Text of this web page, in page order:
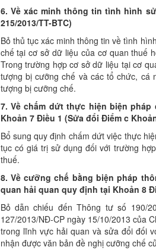
6. Về xác minh thông tin tình hình
215/2013/TT-BTC)
Bỏ thủ tục xác minh thông tin về tình
chế tại cơ sở dữ liệu của cơ quan thuế
Trong trường hợp cơ sở dữ liệu tại cơ
tượng bị cưỡng chế và các tổ chức, cá
tượng bị cưỡng chế.
7. Về chấm dứt thực hiện biện pháp
Khoản 7 Điều 1 (Sửa đổi Điểm c
Bổ sung quy định chấm dứt việc thực
tục có giá trị sử dụng đối với trường
thuế.
8. Về cưỡng chế bằng biện pháp
quan hải quan quy định tại Khoản 8
Bỏ dẫn chiếu đến Thông tư số 190/
127/2013/NĐ-CP ngày 15/10/2013 của
trong lĩnh vực hải quan và sửa đổi đối
nhận được văn bản đề nghị cưỡng chế